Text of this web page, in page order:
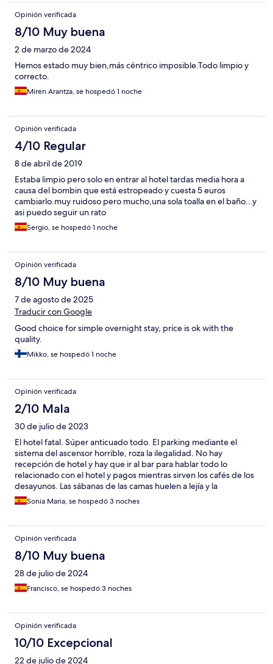
Opinión verificada
8/10 Muy buena
2 de marzo de 2024
Hemos estado muy bien,más céntrico imposible.Todo limpio y
correcto.
Miren Arantza, se hospedó 1 noche
Opinión verificada
4/10 Regular
8 de abril de 2019
Estaba limpio pero solo en entrar al hotel tardas media hora a
causa del bombin que está estropeado y cuesta 5 euros
cambiarlo.muy ruidoso pero mucho,una sola toalla en el baño...y
asi puedo seguir un rato
Sergio, se hospedó 1 noche
Opinión verificada
8/10 Muy buena
7 de agosto de 2025
Traducir con Google
Good choice for simple overnight stay, price is ok with the
quality.
Mikko, se hospedó 1 noche
Opinión verificada
2/10 Mala
30 de julio de 2023
El hotel fatal. Súper anticuado todo. El parking mediante el
sistema del ascensor horrible, roza la ilegalidad. No hay
recepción de hotel y hay que ir al bar para hablar todo lo
relacionado con el hotel y pagos mientras sirven los cafés de los
desayunos. Las sábanas de las camas huelen a lejía y la
habitación en general antigua y destartalada. No repetiría la
experiencia jamás ni lo recomiendo a nadie.
Sonia Maria, se hospedó 3 noches
Opinión verificada
8/10 Muy buena
28 de julio de 2024
Francisco, se hospedó 3 noches
Opinión verificada
10/10 Excepcional
22 de julio de 2024